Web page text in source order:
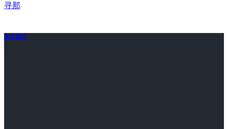
寻那
关于我们